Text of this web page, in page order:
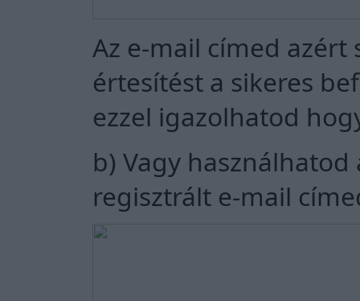
Az e-mail címed
értesítést a sikeres
ezzel igazolhatod
b) Vagy
regisztrált e-mail